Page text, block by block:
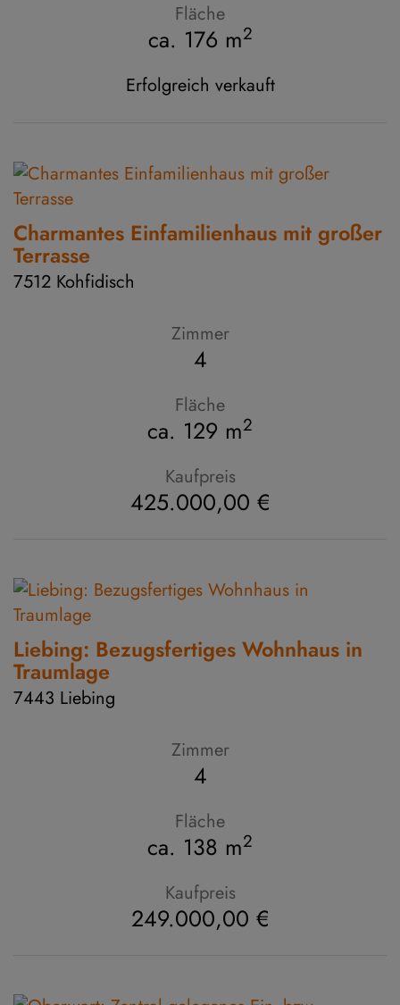
Fläche
ca. 176 m2
Erfolgreich verkauft
Charmantes Einfamilienhaus mit großer
Terrasse
7512 Kohfidisch
Zimmer
4
Fläche
ca. 129 m2
Kaufpreis
425.000,00 €
Liebing: Bezugsfertiges Wohnhaus in
Traumlage
7443 Liebing
Zimmer
4
Fläche
ca. 138 m2
Kaufpreis
249.000,00 €